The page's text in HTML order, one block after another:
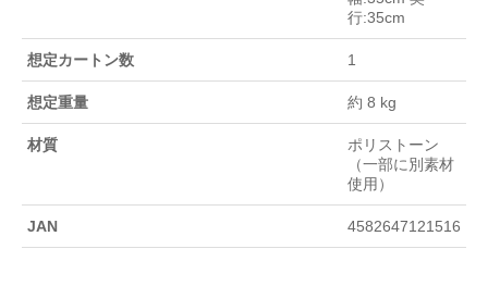
行:35cm
想定カートン数 1
想定重量 約 8 kg
材質
ポリストーン
（一部に別素材
使用）
JAN 4582647121516